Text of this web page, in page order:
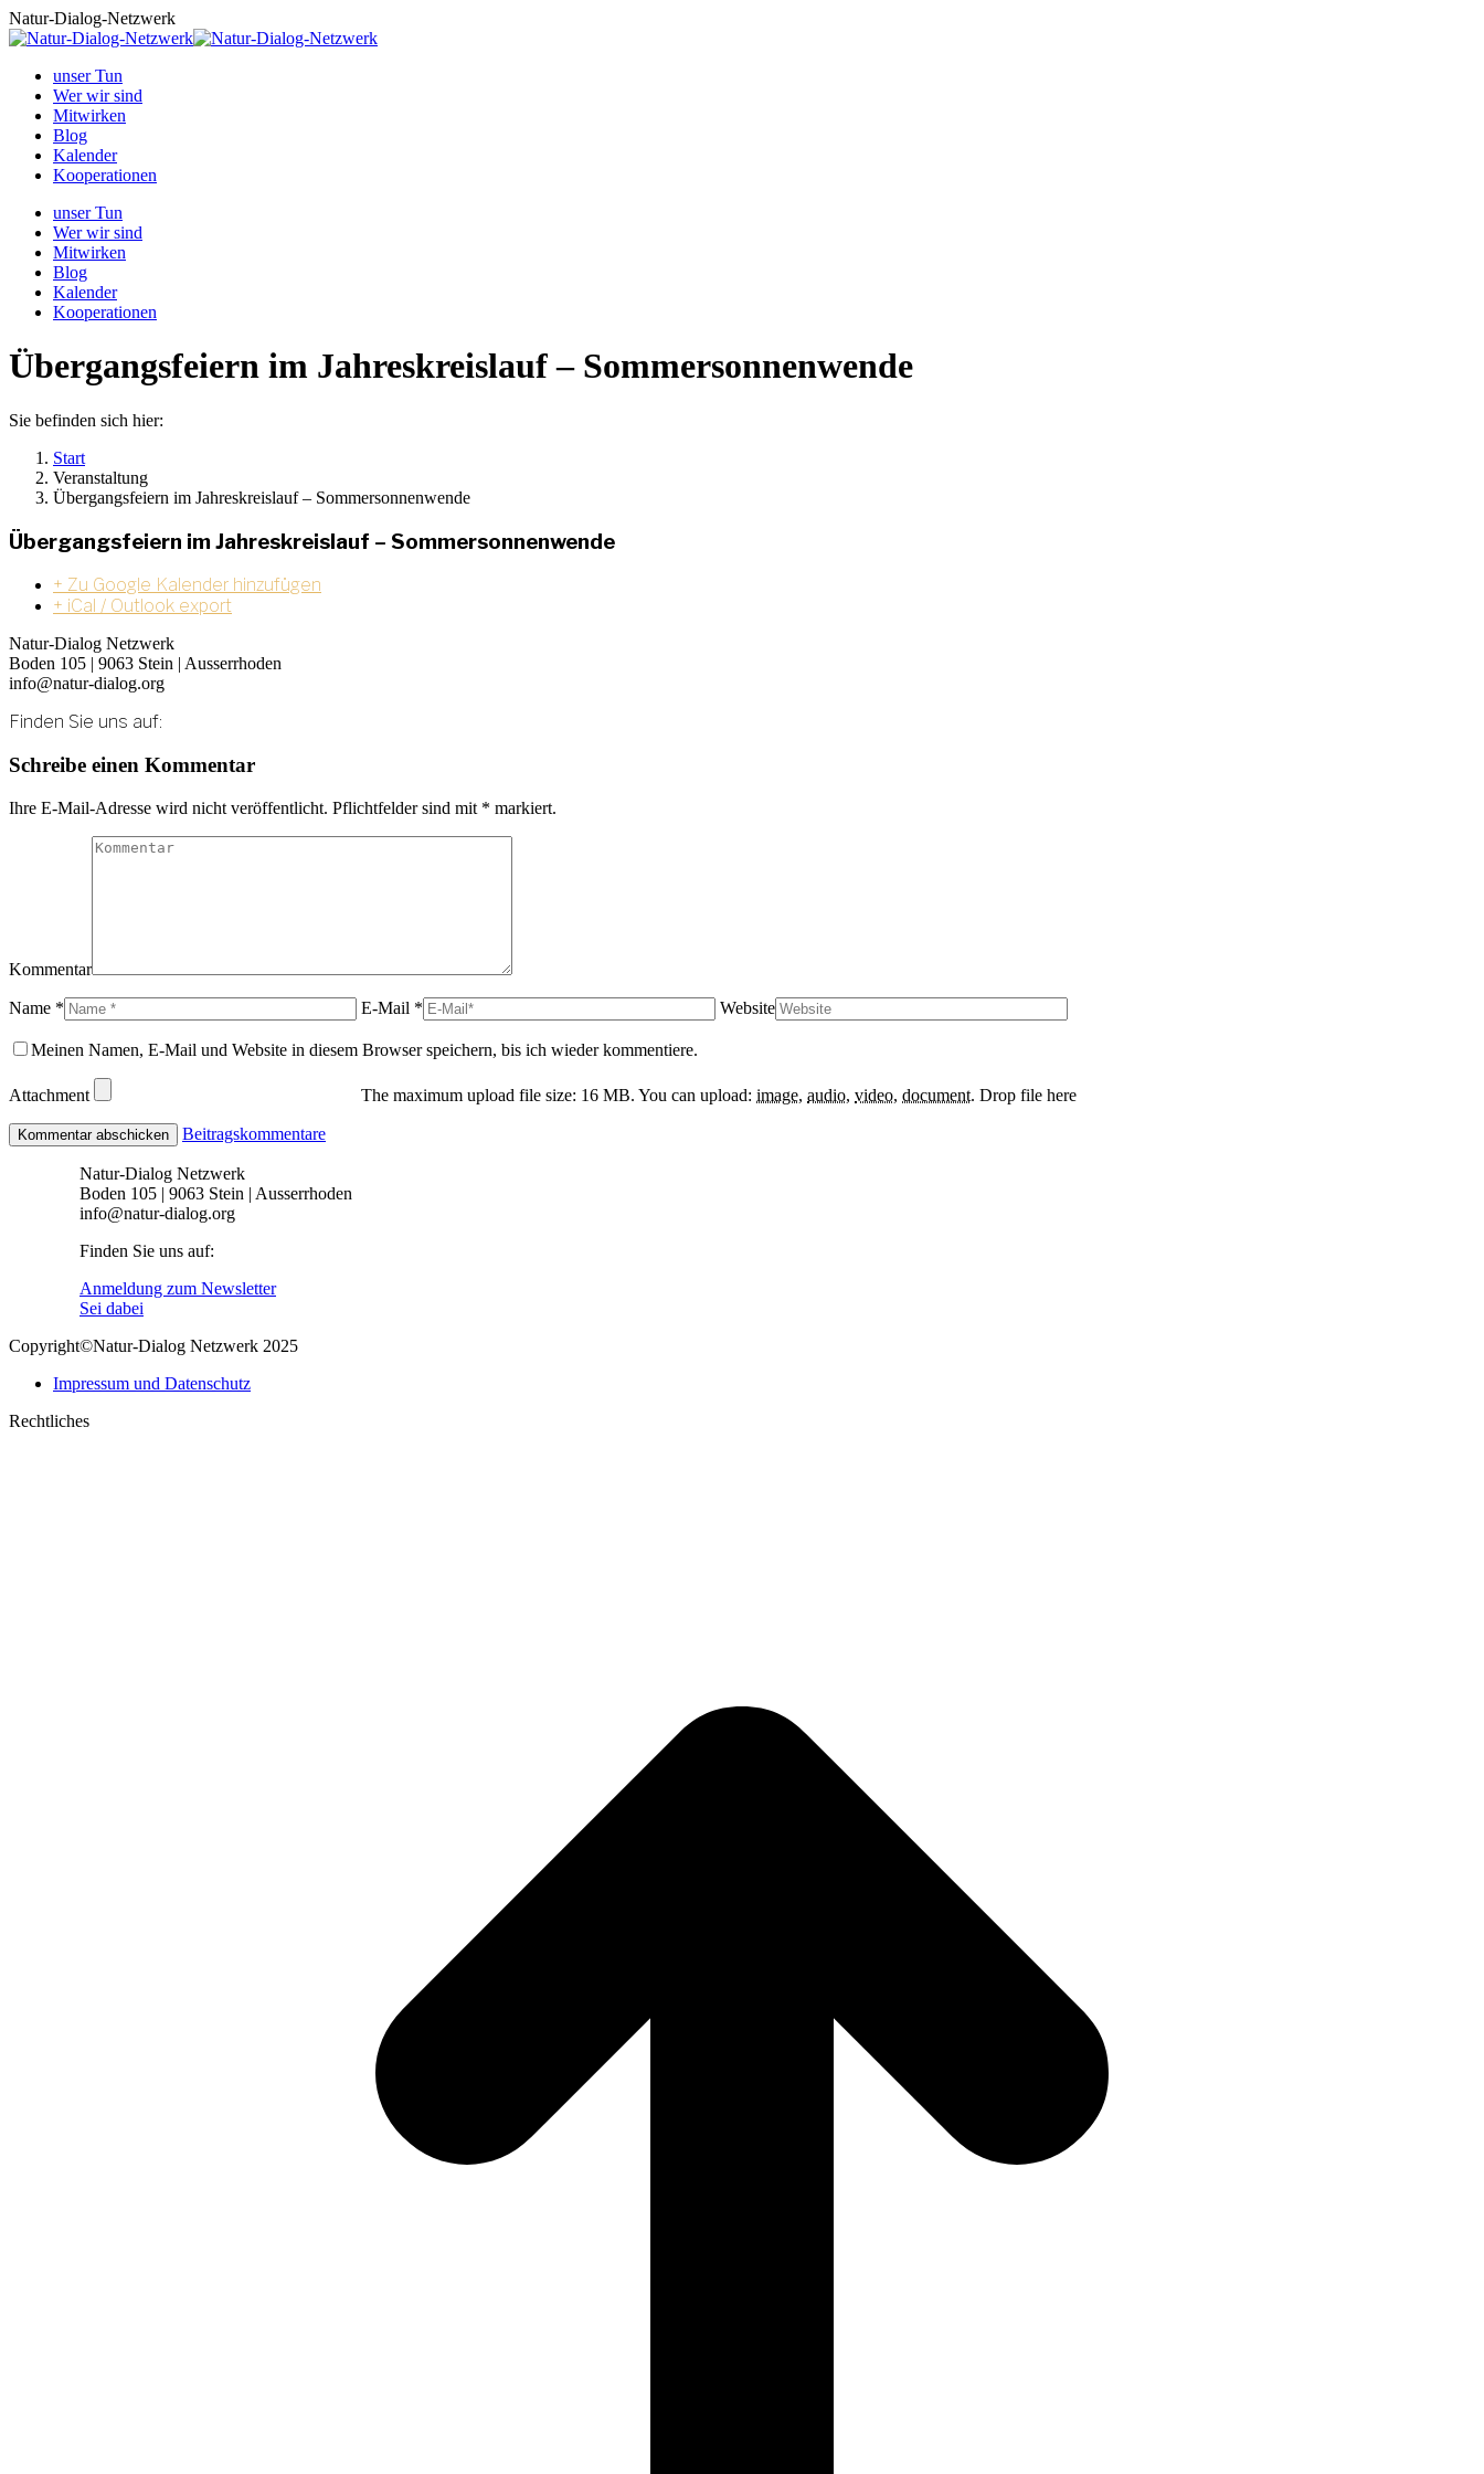
Zum
Inhalt
Natur-Dialog-Netzwerk
unser Tun
Wer wir sind
Mitwirken
Blog
Kalender
Kooperationen
unser Tun
Wer wir sind
Mitwirken
Blog
Kalender
Kooperationen
Übergangsfeiern im Jahreskreislauf – Sommersonnenwende
Sie befinden sich hier:
Start
Veranstaltung
Übergangsfeiern im Jahreskreislauf – Sommersonnenwende
Übergangsfeiern im Jahreskreislauf – Sommersonnenwende
+ Zu Google Kalender hinzufügen
+ iCal / Outlook export
Natur-Dialog Netzwerk
Boden 105 | 9063 Stein | Ausserrhoden
info@natur-dialog.org
Finden Sie uns auf:
Linkedin
page
opens
in
E-
Mail
page
opens
Schreibe einen Kommentar
Ihre E-Mail-Adresse wird nicht veröffentlicht. Pflichtfelder sind mit * markiert.
Kommentar
Name * E-Mail * Website
Meinen Namen, E-Mail und Website in diesem Browser speichern, bis ich wieder kommentiere.
Attachment The maximum upload file size: 16 MB. You can upload: image, audio, video, document. Drop file here
Beitragskommentare
Natur-Dialog Netzwerk
Boden 105 | 9063 Stein | Ausserrhoden
info@natur-dialog.org
Finden Sie uns auf:
Linkedin
page
in
window
E-
Mail
opens
new
Anmeldung zum Newsletter
Sei dabei
Copyright©Natur-Dialog Netzwerk 2025
Impressum und Datenschutz
Rechtliches